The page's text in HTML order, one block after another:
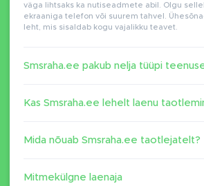
väga lihtsaks ka nutiseadmete abil. Olgu
ekraaniga telefon või suurem tahvel.
leht, mis sisaldab kogu vajalikku teavet.
Smsraha.ee pakub nelja tüüpi
Kas Smsraha.ee lehelt laenu
Mida nõuab Smsraha.ee taotlejatelt?
Mitmekülgne laenaja